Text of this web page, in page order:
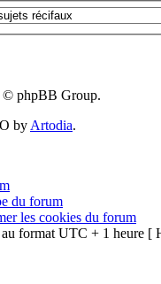
© phpBB Group.
by Artodia.
du forum
les cookies du forum
format UTC + 1 heure [